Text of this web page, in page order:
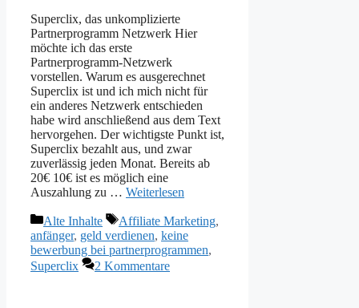
Superclix, das unkomplizierte
Partnerprogramm Netzwerk Hier
möchte ich das erste
Partnerprogramm-Netzwerk
vorstellen. Warum es ausgerechnet
Superclix ist und ich mich nicht für
ein anderes Netzwerk entschieden
habe wird anschließend aus dem Text
hervorgehen. Der wichtigste Punkt ist,
Superclix bezahlt aus, und zwar
zuverlässig jeden Monat. Bereits ab
20€ 10€ ist es möglich eine
Auszahlung zu … Weiterlesen
Kategorien
Alte Inhalte Schlagwörter
Affiliate Marketing,
anfänger, geld verdienen, keine
bewerbung bei partnerprogrammen,
Superclix
2 Kommentare